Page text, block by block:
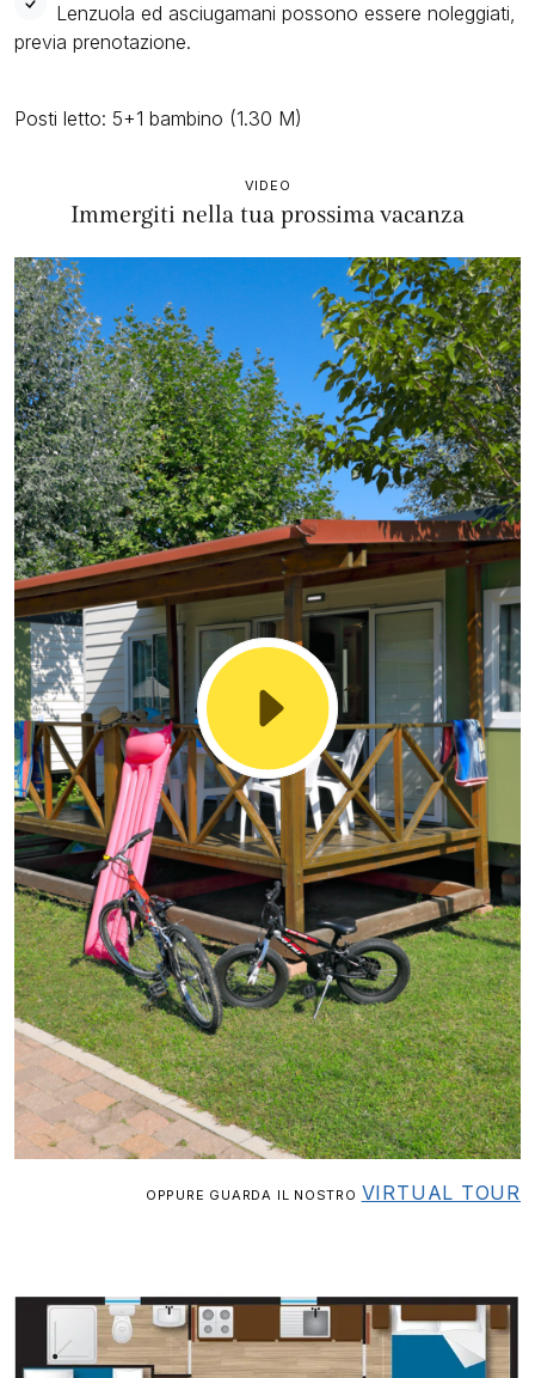
Lenzuola ed asciugamani possono essere noleggiati,
previa prenotazione.
Posti letto: 5+1 bambino (1.30 M)
VIDEO
Immergiti nella tua prossima vacanza
OPPURE GUARDA IL NOSTRO VIRTUAL TOUR